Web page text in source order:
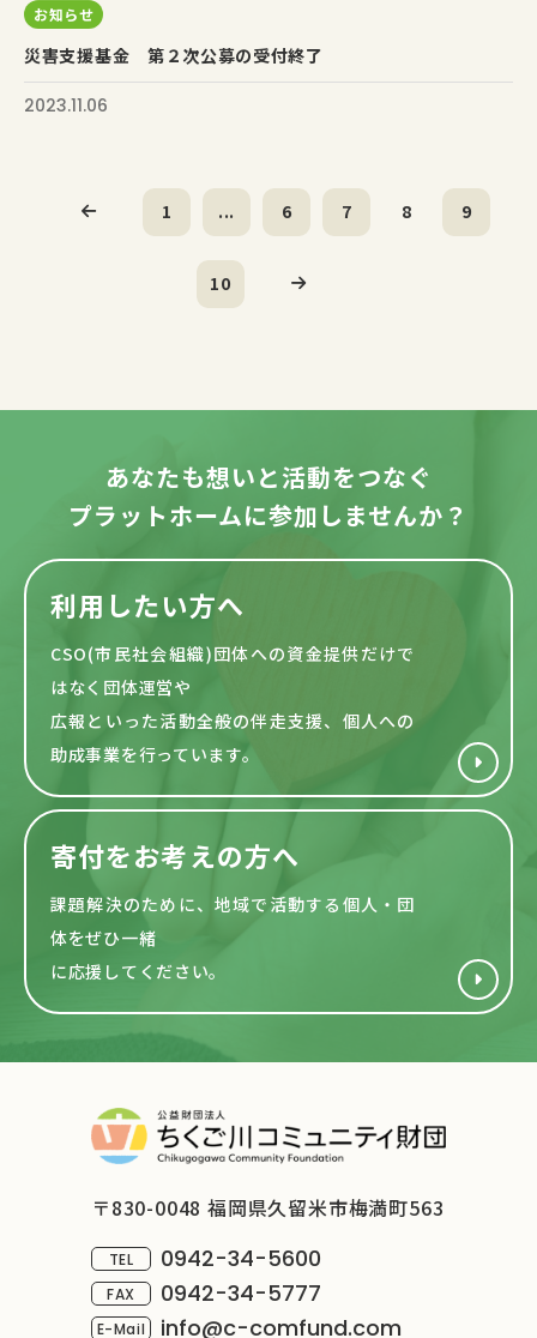
お知らせ
災害支援基金 第２次公募の受付終了
2023.11.06
1 ... 6 7 8 9
10
あなたも想いと活動をつなぐ
プラットホームに参加しませんか？
利用したい方へ
CSO(市民社会組織)団体への資金提供だけで
はなく団体運営や
広報といった活動全般の伴走支援、個人への
助成事業を行っています。
寄付をお考えの方へ
課題解決のために、地域で活動する 個人・団
体をぜひ一緒
に応援してください。
〒830-0048 福岡県久留米市梅満町563
TEL 0942-34-5600
FAX 0942-34-5777
E-Mail info@c-comfund.com